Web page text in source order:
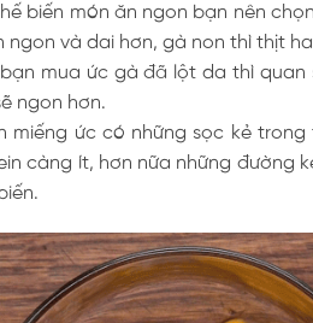
biến món ăn ngon bạn nên
ngon và dai hơn, gà non thì thịt
bạn mua ức gà đã lột da thì
ngon hơn.
miếng ức có những sọc kẻ
càng ít, hơn nữa những đường